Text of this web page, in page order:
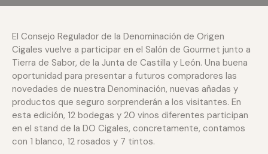
El Consejo Regulador de la Denominación de Origen
Cigales vuelve a participar en el Salón de Gourmet junto a
Tierra de Sabor, de la Junta de Castilla y León. Una buena
oportunidad para presentar a futuros compradores las
novedades de nuestra Denominación, nuevas añadas y
productos que seguro sorprenderán a los visitantes. En
esta edición, 12 bodegas y 20 vinos diferentes participan
en el stand de la DO Cigales, concretamente, contamos
con 1 blanco, 12 rosados y 7 tintos.